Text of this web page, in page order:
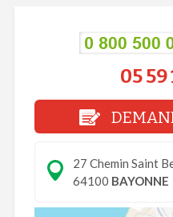
05 59
27 Chemin Saint
64100 BAYONNE